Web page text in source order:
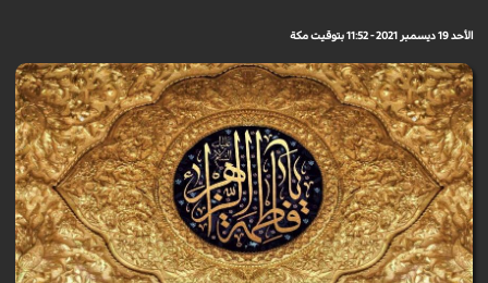
الأحد 19 ديسمبر 2021 - 11:52 بتوقيت مكة